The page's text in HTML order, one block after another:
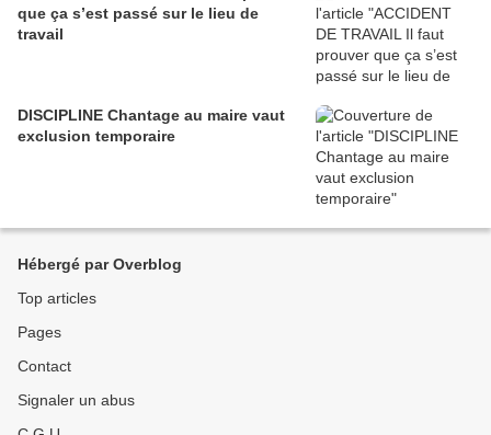
que ça s’est passé sur le lieu de
travail
DISCIPLINE Chantage au maire vaut
exclusion temporaire
Hébergé par Overblog
Top articles
Pages
Contact
Signaler un abus